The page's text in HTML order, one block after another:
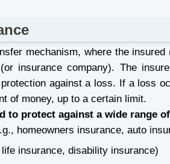
mechanism, where the
insurance company). The
against a loss. If a loss
of money, up to a certain limit.
to protect against a wide range
homeowners insurance, auto
insurance, disability insurance)